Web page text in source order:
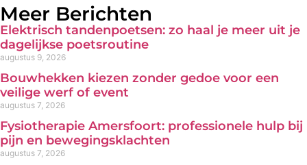
Meer Berichten
Elektrisch tandenpoetsen: zo haal je meer uit je
dagelijkse poetsroutine
augustus 9, 2026
Bouwhekken kiezen zonder gedoe voor een
veilige werf of event
augustus 7, 2026
Fysiotherapie Amersfoort: professionele hulp bij
pijn en bewegingsklachten
augustus 7, 2026